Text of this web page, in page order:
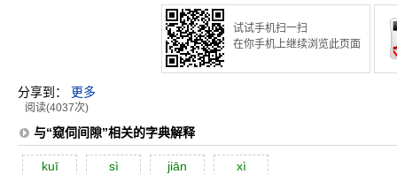
试试手机扫一扫
在你手机上继续浏览此页面
分享到： 更多
阅读(4037次)
与“窥伺间隙”相关的字典解释
kuī sì jiān xì